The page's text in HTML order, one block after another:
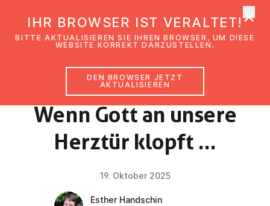
Wenn Gott an unsere
Herztür klopft …
GLAUBENSIMPULS
19. Oktober 2025
Esther Handschin
IHR BROWSER IST VERALTET!
BITTE AKTUALISIEREN SIE IHREN BROWSER, UM DIESE
WEBSITE KORREKT DARZUSTELLEN.
DEN BROWSER JETZT
AKTUALISIEREN
×